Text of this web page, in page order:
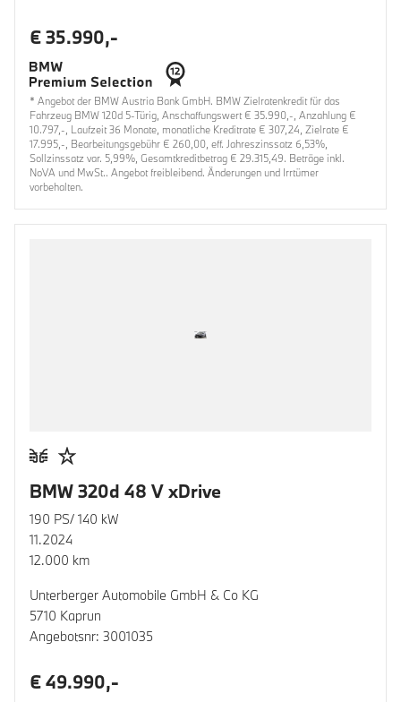
€ 35.990,-
* Angebot der BMW Austria Bank GmbH. BMW Zielratenkredit für das
Fahrzeug BMW 120d 5-Türig, Anschaffungswert € 35.990,-, Anzahlung €
10.797,-, Laufzeit 36 Monate, monatliche Kreditrate € 307,24, Zielrate €
17.995,-, Bearbeitungsgebühr € 260,00, eff. Jahreszinssatz 6,53%,
Sollzinssatz var. 5,99%, Gesamtkreditbetrag € 29.315,49. Beträge inkl.
NoVA und MwSt.. Angebot freibleibend. Änderungen und Irrtümer
vorbehalten.
BMW 320d 48 V xDrive
190 PS/ 140 kW
11.2024
12.000 km
Unterberger Automobile GmbH & Co KG
5710 Kaprun
Angebotsnr: 3001035
€ 49.990,-